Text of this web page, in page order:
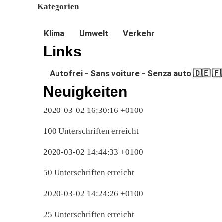
Kategorien
Klima Umwelt Verkehr
Links
Autofrei - Sans voiture - Senza auto
Neuigkeiten
2020-03-02 16:30:16 +0100
100 Unterschriften erreicht
2020-03-02 14:44:33 +0100
50 Unterschriften erreicht
2020-03-02 14:24:26 +0100
25 Unterschriften erreicht